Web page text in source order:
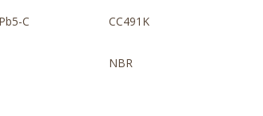
C CC491K
NBR